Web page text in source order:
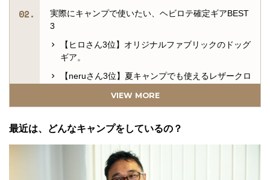
実際にキャンプで使いたい、ヘビロテ確定ギアBEST
3
【ヒロさん3位】オリジナルファブリックのドッグ
ギア。
【neruさん3位】夏キャンプでも使えるレザークロ
【ヒロさん2位】革新的ギミックを備えたメタルパ
【ヒロさん1位】軽量かつ実用性に優れたギアカー
VIEW MORE
最近は、どんなキャンプをしているの？